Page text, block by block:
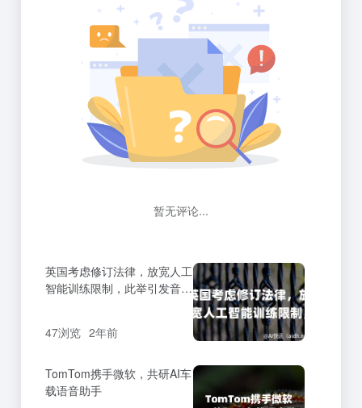
暂无评论...
英国考虑修订法律，放宽人工
智能训练限制，此举引发音乐
47浏览 2年前
TomTom携手微软，共研AI车
载语音助手